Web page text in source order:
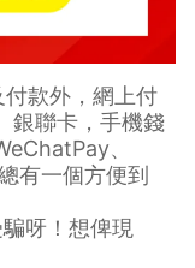
款外，網上付
銀聯卡，手機錢
、
有一個方便到
騙呀！想俾現